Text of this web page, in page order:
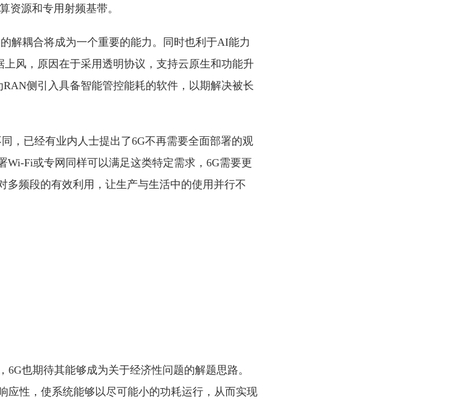
资源和专⽤射频基带。
解耦合将成为一个重要的能力。同时也利于AI能力
风，原因在于采用透明协议，支持云原生和功能升
侧引入具备智能管控能耗的软件，以期解决被长
，已经有业内人士提出了6G不再需要全面部署的观
Wi-Fi或专网同样可以满足这类特定需求，6G需要更
多频段的有效利用，让生产与生活中的使用并行不
也期待其能够成为关于经济性问题的解题思路。
应性，使系统能够以尽可能小的功耗运行，从而实现